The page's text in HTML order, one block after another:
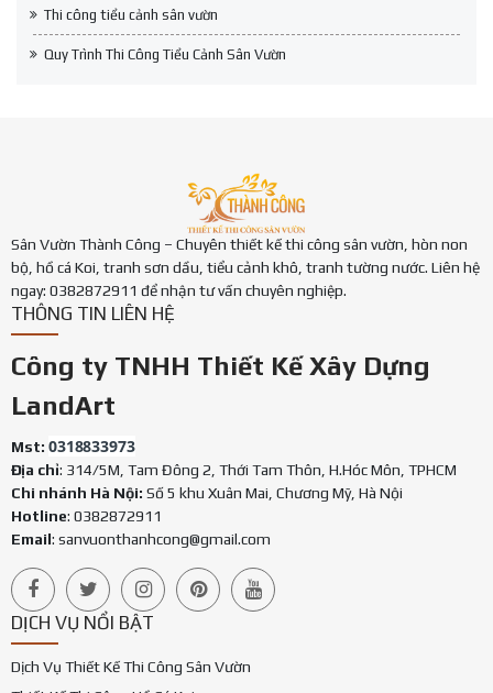
Thi công tiểu cảnh sân vườn
Quy Trình Thi Công Tiểu Cảnh Sân Vườn
Sân Vườn Thành Công – Chuyên thiết kế thi công sân vườn, hòn non
bộ, hồ cá Koi, tranh sơn dầu, tiểu cảnh khô, tranh tường nước. Liên hệ
ngay: 0382872911 để nhận tư vấn chuyên nghiệp.
THÔNG TIN LIÊN HỆ
Công ty TNHH Thiết Kế Xây Dựng
LandArt
Mst: 0318833973
Địa chỉ: 314/5M, Tam Đông 2, Thới Tam Thôn, H.Hóc Môn, TPHCM
Chi nhánh Hà Nội: Số 5 khu Xuân Mai, Chương Mỹ, Hà Nội
Hotline: 0382872911
Email: sanvuonthanhcong@gmail.com
DỊCH VỤ NỔI BẬT
Dịch Vụ Thiết Kế Thi Công Sân Vườn